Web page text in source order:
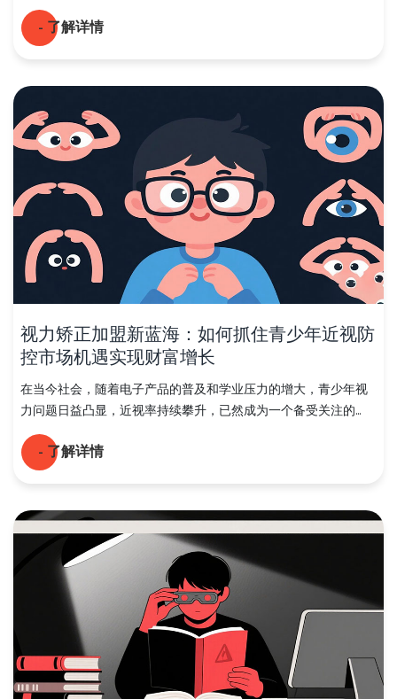
- 了解详情
视力矫正加盟新蓝海：如何抓住青少年近视防
控市场机遇实现财富增长
在当今社会，随着电子产品的普及和学业压力的增大，青少年视
力问题日益凸显，近视率持续攀升，已然成为一个备受关注的...
- 了解详情